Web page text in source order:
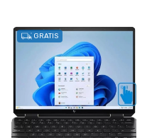
GRATIS